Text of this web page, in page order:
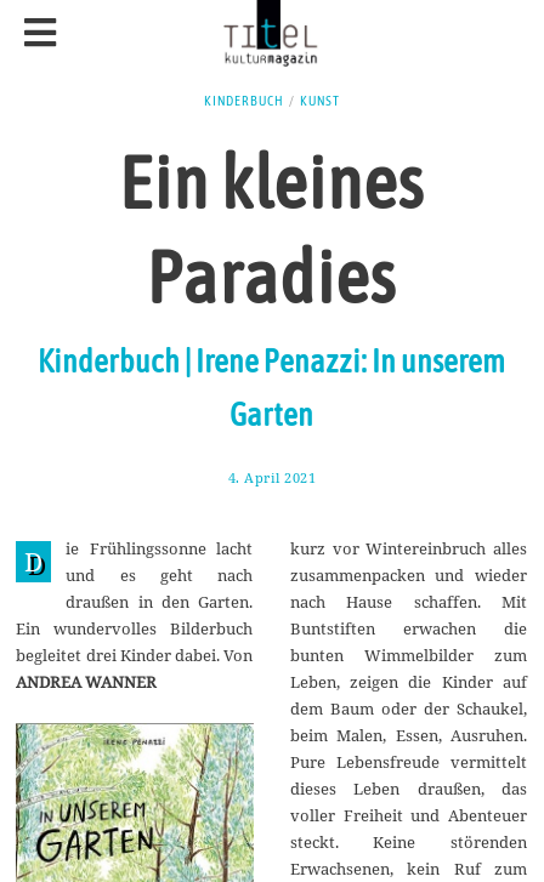
KINDERBUCH / KUNST
Ein kleines
Paradies
Kinderbuch | Irene Penazzi: In unserem
Garten
4. April 2021
p
i
l
2
0
2
1
D
ie Frühlingssonne lacht
und es geht nach
draußen in den Garten.
Ein wundervolles Bilderbuch
begleitet drei Kinder dabei. Von
ANDREA WANNER
kurz vor Wintereinbruch alles
zusammenpacken und wieder
nach Hause schaffen. Mit
Buntstiften erwachen die
bunten Wimmelbilder zum
Leben, zeigen die Kinder auf
dem Baum oder der Schaukel,
beim Malen, Essen, Ausruhen.
Pure Lebensfreude vermittelt
dieses Leben draußen, das
voller Freiheit und Abenteuer
steckt. Keine störenden
Erwachsenen, kein Ruf zum